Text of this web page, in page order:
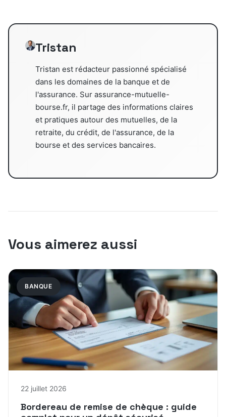
Tristan
Tristan est rédacteur passionné spécialisé
dans les domaines de la banque et de
l'assurance. Sur assurance-mutuelle-
bourse.fr, il partage des informations claires
et pratiques autour des mutuelles, de la
retraite, du crédit, de l'assurance, de la
bourse et des services bancaires.
Vous aimerez aussi
BANQUE
22 juillet 2026
Bordereau de remise de chèque : guide